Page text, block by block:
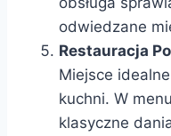
odwiedzane
Restauracja
Miejsce
kuchni. W
klasyczne